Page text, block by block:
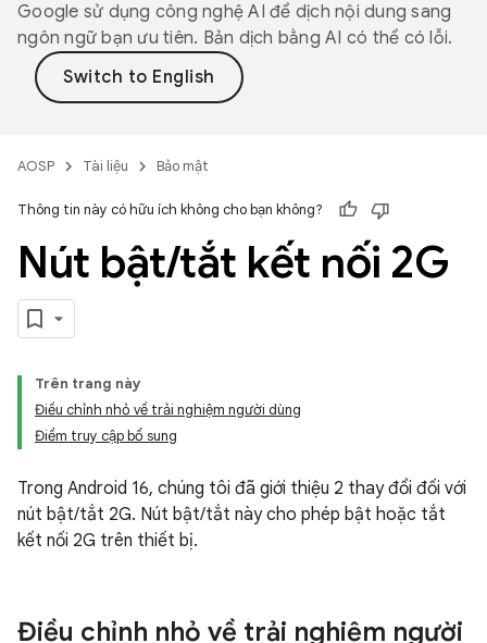
Google sử dụng công nghệ AI để dịch nội dung sang
ngôn ngữ bạn ưu tiên. Bản dịch bằng AI có thể có lỗi.
AOSP Tài liệu Bảo mật
Thông tin này có hữu ích không cho bạn không?
Nút bật/tắt kết nối 2G
Trên trang này
Điều chỉnh nhỏ về trải nghiệm người dùng
Điểm truy cập bổ sung
Trong Android 16, chúng tôi đã giới thiệu 2 thay đổi đối với
nút bật/tắt 2G. Nút bật/tắt này cho phép bật hoặc tắt
kết nối 2G trên thiết bị.
Điều chỉnh nhỏ về trải nghiệm người